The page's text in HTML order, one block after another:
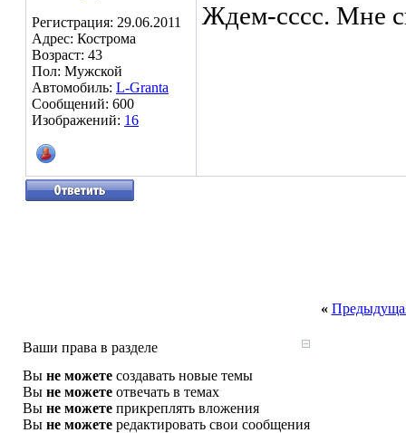
Регистрация: 29.06.2011
Адрес: Кострома
Возраст: 43
Пол: Мужской
Автомобиль: L-Granta
Сообщений: 600
Изображений: 16
Ждем-сссс. Мне
«
Ваши права в разделе
Вы не можете создавать новые темы
Вы не можете отвечать в темах
Вы не можете прикреплять вложения
Вы не можете редактировать свои сообщения